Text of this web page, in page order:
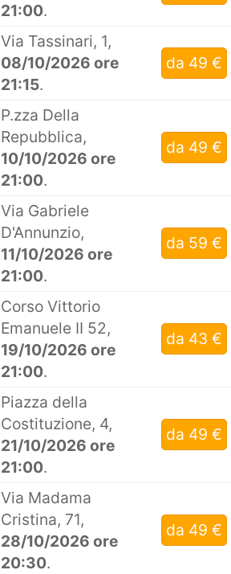
21:00.
Via Tassinari, 1,
08/10/2026 ore
21:15.
da 49 €
P.zza Della
Repubblica,
10/10/2026 ore
21:00.
da 49 €
Via Gabriele
D'Annunzio,
11/10/2026 ore
21:00.
da 59 €
Corso Vittorio
Emanuele II 52,
19/10/2026 ore
21:00.
da 43 €
Piazza della
Costituzione, 4,
21/10/2026 ore
21:00.
da 49 €
Via Madama
Cristina, 71,
28/10/2026 ore
20:30.
da 49 €